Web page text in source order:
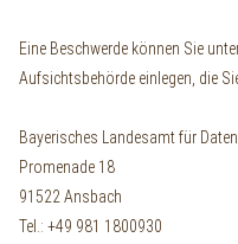
Eine Beschwerde können Sie
Aufsichtsbehörde einlegen, die
Bayerisches Landesamt für
Promenade 18
91522 Ansbach
Tel.: +49 981 1800930